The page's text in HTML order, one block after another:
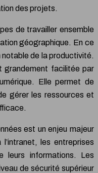
des projets.
de travailler ensemble
géographique. En ce
notable de la productivité.
grandement facilitée par
Elle permet de
gérer les ressources et
est un enjeu majeur
les entreprises
leurs informations. Les
de sécurité supérieur